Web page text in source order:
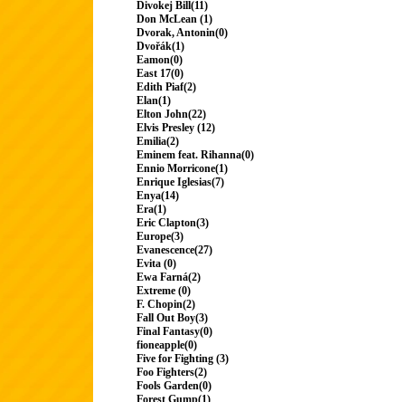
Divokej Bill(11)
Don McLean (1)
Dvorak, Antonin(0)
Dvořák(1)
Eamon(0)
East 17(0)
Edith Piaf(2)
Elan(1)
Elton John(22)
Elvis Presley (12)
Emilia(2)
Eminem feat. Rihanna(0)
Ennio Morricone(1)
Enrique Iglesias(7)
Enya(14)
Era(1)
Eric Clapton(3)
Europe(3)
Evanescence(27)
Evita (0)
Ewa Farná(2)
Extreme (0)
F. Chopin(2)
Fall Out Boy(3)
Final Fantasy(0)
fioneapple(0)
Five for Fighting (3)
Foo Fighters(2)
Fools Garden(0)
Forest Gump(1)